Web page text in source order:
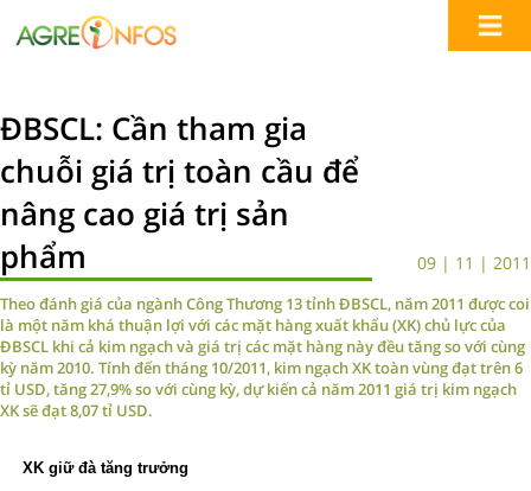
ĐBSCL: Cần tham gia
chuỗi giá trị toàn cầu để
nâng cao giá trị sản
phẩm
09 | 11 | 2011
Theo đánh giá của ngành Công Thương 13 tỉnh ĐBSCL, năm 2011 được coi
là một năm khá thuận lợi với các mặt hàng xuất khẩu (XK) chủ lực của
ĐBSCL khi cả kim ngạch và giá trị các mặt hàng này đều tăng so với cùng
kỳ năm 2010. Tính đến tháng 10/2011, kim ngạch XK toàn vùng đạt trên 6
tỉ USD, tăng 27,9% so với cùng kỳ, dự kiến cả năm 2011 giá trị kim ngạch
XK sẽ đạt 8,07 tỉ USD.
XK giữ đà tăng trưởng